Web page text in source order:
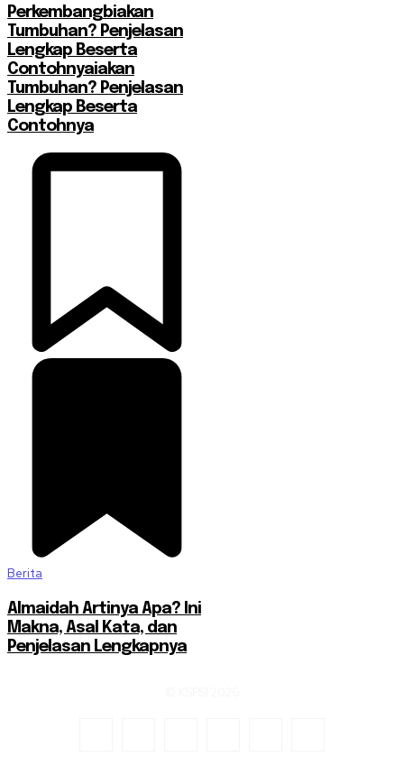
Perkembangbiakan
Tumbuhan? Penjelasan
Lengkap Beserta
Contohnyaiakan
Tumbuhan? Penjelasan
Lengkap Beserta
Contohnya
Berita
Almaidah Artinya Apa? Ini
Makna, Asal Kata, dan
Penjelasan Lengkapnya